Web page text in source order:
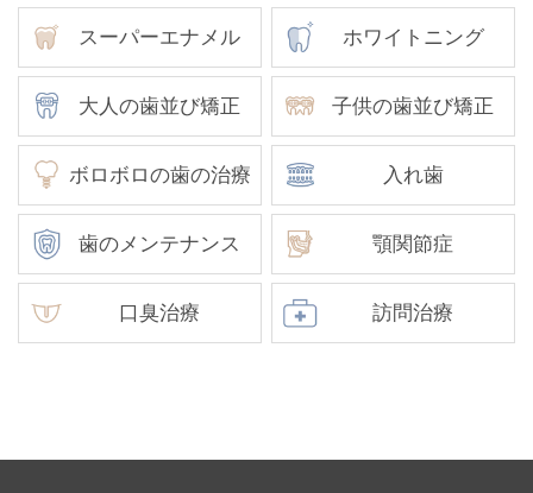
スーパーエナメル ホワイトニング
大人の歯並び矯正 子供の歯並び矯正
ボロボロの歯の治療 入れ歯
歯のメンテナンス 顎関節症
口臭治療 訪問治療